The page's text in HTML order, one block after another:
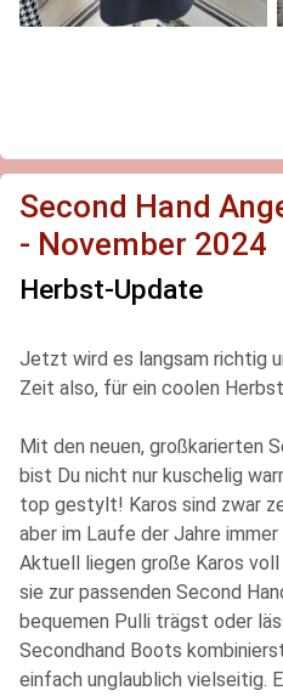
Second Hand
- November 2024
Herbst-Update
Jetzt wird es langsam richtig
Zeit also, für ein coolen
Mit den neuen, großkarierten
bist Du nicht nur kuschelig
top gestylt! Karos sind zwar
aber im Laufe der Jahre
Aktuell liegen große Karos voll
sie zur passenden Second
bequemen Pulli trägst oder
Secondhand Boots
einfach unglaublich vielseitig.